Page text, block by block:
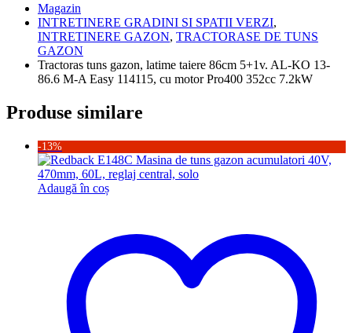
Magazin
INTRETINERE GRADINI SI SPATII VERZI,
INTRETINERE GAZON, TRACTORASE DE TUNS
GAZON
Tractoras tuns gazon, latime taiere 86cm 5+1v. AL-KO 13-
86.6 M-A Easy 114115, cu motor Pro400 352cc 7.2kW
Produse similare
-13%
Adaugă în coș